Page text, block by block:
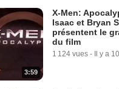
3:59
X-Men:
Isaac et Bryan
présentent le
du film
1 124 vues - Il y a